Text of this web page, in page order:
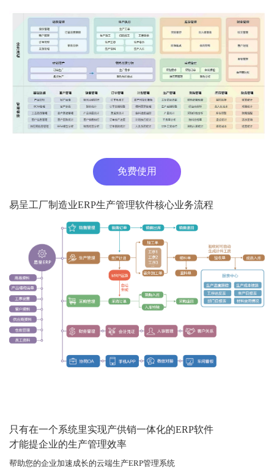
免费使用
易呈工厂制造业ERP生产管理软件核心业务流程
只有在一个系统里实现产供销一体化的ERP软件
才能提企业的生产管理效率
帮助您的企业加速成长的云端生产ERP管理系统